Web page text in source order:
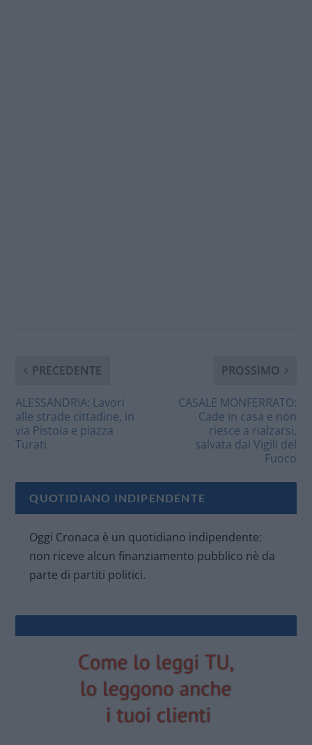
PRECEDENTE
ALESSANDRIA: Lavori
alle strade cittadine, in
via Pistoia e piazza
Turati
PROSSIMO
CASALE MONFERRATO:
Cade in casa e non
riesce a rialzarsi,
salvata dai Vigili del
Fuoco
QUOTIDIANO INDIPENDENTE
Oggi Cronaca è un quotidiano indipendente:
non riceve alcun finanziamento pubblico nè da
parte di partiti politici.